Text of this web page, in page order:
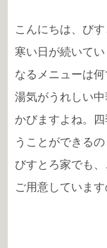
こんにちは、び
寒い日が続いて
なるメニューは
湯気がうれしい
かびますよね。
うことができる
びすとろ家でも
ご用意しています